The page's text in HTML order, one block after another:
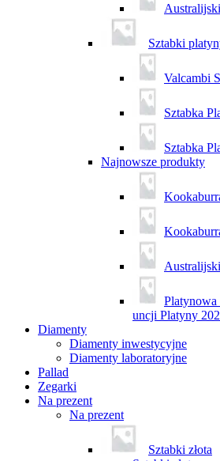
Sztabki
Valcambi
Sztabka
Sztabka
Najnowsze produkty
Platynowa
uncji Platyny
Diamenty
Diamenty inwestycyjne
Diamenty laboratoryjne
Pallad
Zegarki
Na prezent
Na prezent
Sztabki złota